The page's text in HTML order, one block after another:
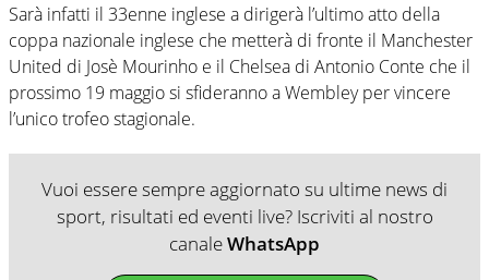
Sarà infatti il 33enne inglese a dirigerà l’ultimo atto della
coppa nazionale inglese che metterà di fronte il Manchester
United di Josè Mourinho e il Chelsea di Antonio Conte che il
prossimo 19 maggio si sfideranno a Wembley per vincere
l’unico trofeo stagionale.
Vuoi essere sempre aggiornato su ultime news di
sport, risultati ed eventi live? Iscriviti al nostro
canaleWhatsApp